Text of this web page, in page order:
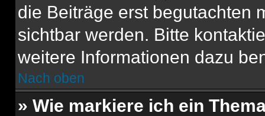
die Beiträge erst begutachten
sichtbar werden. Bitte
weitere Informationen dazu
Nach oben
» Wie markiere ich ein